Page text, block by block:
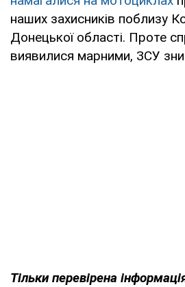
наших захисників поблизу
Донецької області. Проте
виявилися марними, ЗСУ
Тільки перевірена